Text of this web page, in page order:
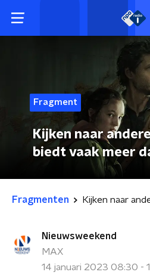
Fragment
Kijken naar
biedt vaak meer
Fragmenten
Nieuwsweekend
MAX
14 januari 2023 08:30 -